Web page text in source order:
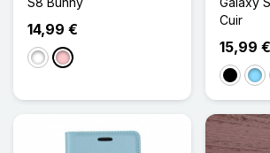
14,99 €
BlancRose
Cuir
15,99 €
Noir